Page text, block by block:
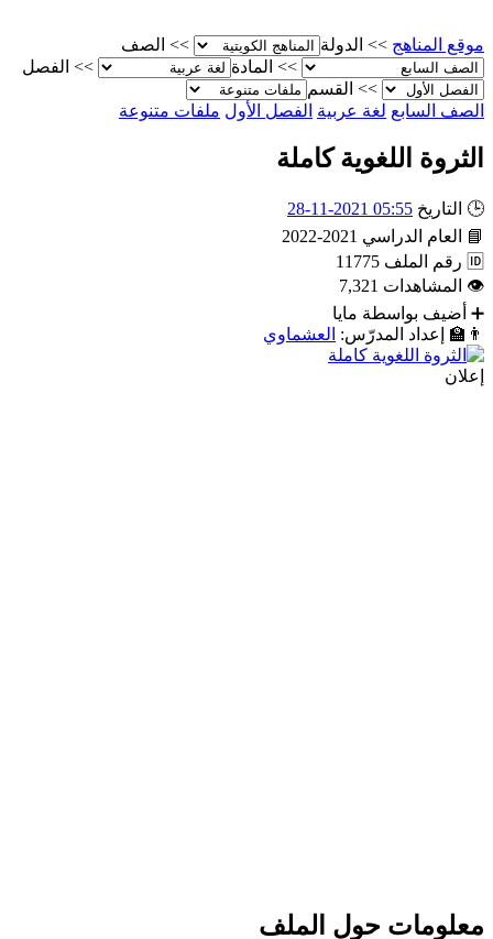
موقع المناهج >> الدولة >>
الصف
>>
المادة >>
الفصل
>>
القسم
الصف السابع لغة عربية الفصل الأول ملفات متنوعة
الثروة اللغوية كاملة
🕒 التاريخ 05:55 2021-11-28
📘
العام الدراسي 2021-2022
🆔 رقم الملف 11775
👁
المشاهدات 7,321
➕
أضيف بواسطة مايا
👨‍🏫
إعداد المدرّس: العشماوي
إعلان
معلومات حول الملف